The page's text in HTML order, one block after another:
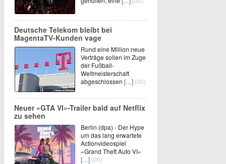
Deutsche Telekom bleibt bei
MagentaTV-Kunden vage
Rund eine Million neue
Verträge sollen im Zuge
der Fußball-
Weltmeisterschaft
abgeschlossen […] (00)
Neuer «GTA VI»-Trailer bald auf Netflix
zu sehen
Berlin (dpa) - Der Hype
um das lang erwartete
Actionvideospiel
«Grand Theft Auto VI»
[…] (00)